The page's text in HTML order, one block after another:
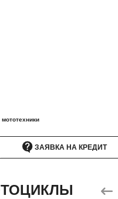
ЗАЯВКА НА КРЕДИТ